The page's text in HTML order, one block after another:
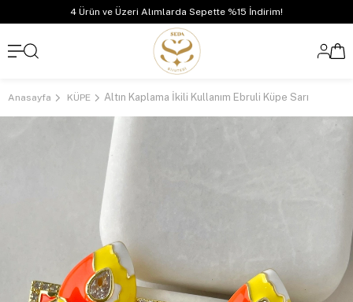
4 Ürün ve Üzeri Alımlarda Sepette %15 İndirim!
Anasayfa KÜPE Altın Kaplama İkili Kullanım Ebruli Küpe Sarı